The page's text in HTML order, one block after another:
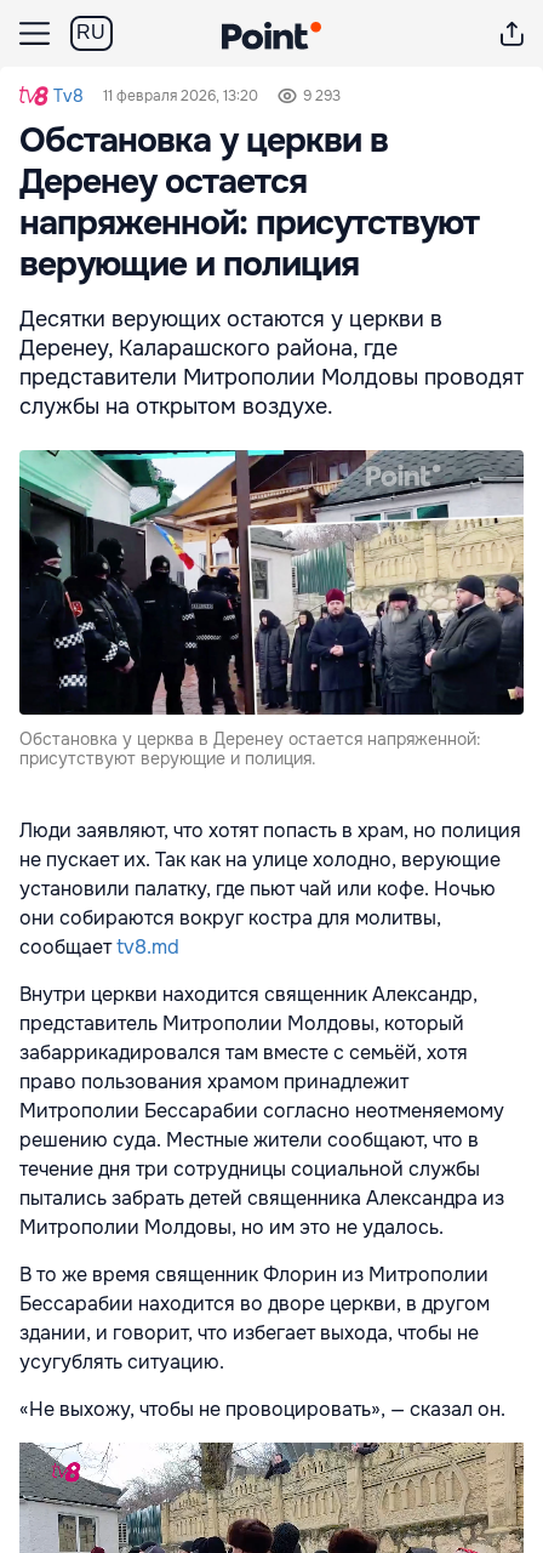
RU
Tv8 11 февраля 2026, 13:20 9 293
Обстановка у церкви в
Деренеу остается
напряженной: присутствуют
верующие и полиция
Десятки верующих остаются у церкви в
Деренеу, Каларашского района, где
представители Митрополии Молдовы проводят
службы на открытом воздухе.
Обстановка у церква в Деренеу остается напряженной:
присутствуют верующие и полиция.
Люди заявляют, что хотят попасть в храм, но полиция
не пускает их. Так как на улице холодно, верующие
установили палатку, где пьют чай или кофе. Ночью
они собираются вокруг костра для молитвы,
сообщаетtv8.md
Внутри церкви находится священник Александр,
представитель Митрополии Молдовы, который
забаррикадировался там вместе с семьёй, хотя
право пользования храмом принадлежит
Митрополии Бессарабии согласно неотменяемому
решению суда. Местные жители сообщают, что в
течение дня три сотрудницы социальной службы
пытались забрать детей священника Александра из
Митрополии Молдовы, но им это не удалось.
В то же время священник Флорин из Митрополии
Бессарабии находится во дворе церкви, в другом
здании, и говорит, что избегает выхода, чтобы не
усугублять ситуацию.
«Не выхожу, чтобы не провоцировать», — сказал он.